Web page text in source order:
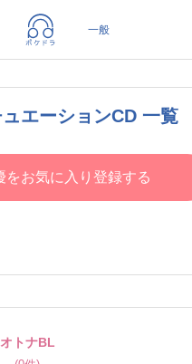
エーションCD 一覧
をお気に入り登録する
オトナBL